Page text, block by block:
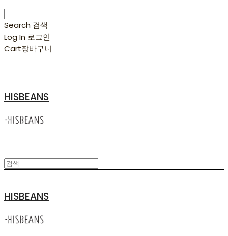
Search 검색
Log In 로그인
Cart장바구니
HISBEANS
HISBEANS